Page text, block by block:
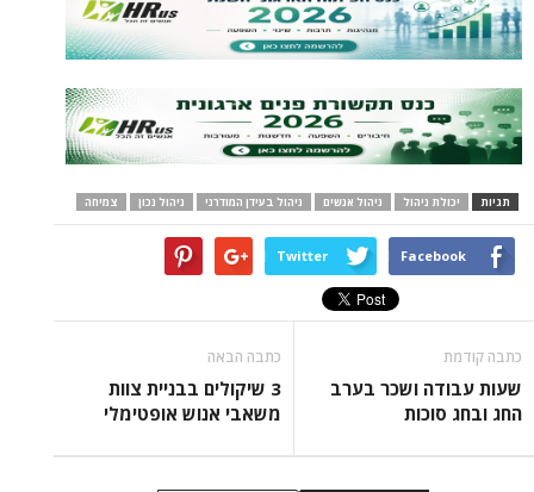
תגיות יכולת ניהול ניהול אנשים ניהול בעידן המודרני ניהול נכון צמיחה
Facebook
Twitter
כתבה קודמת
שעות עבודה ושכר בערב
החג ובחג סוכות
כתבה הבאה
3 שיקולים בבניית צוות
משאבי אנוש אופטימלי